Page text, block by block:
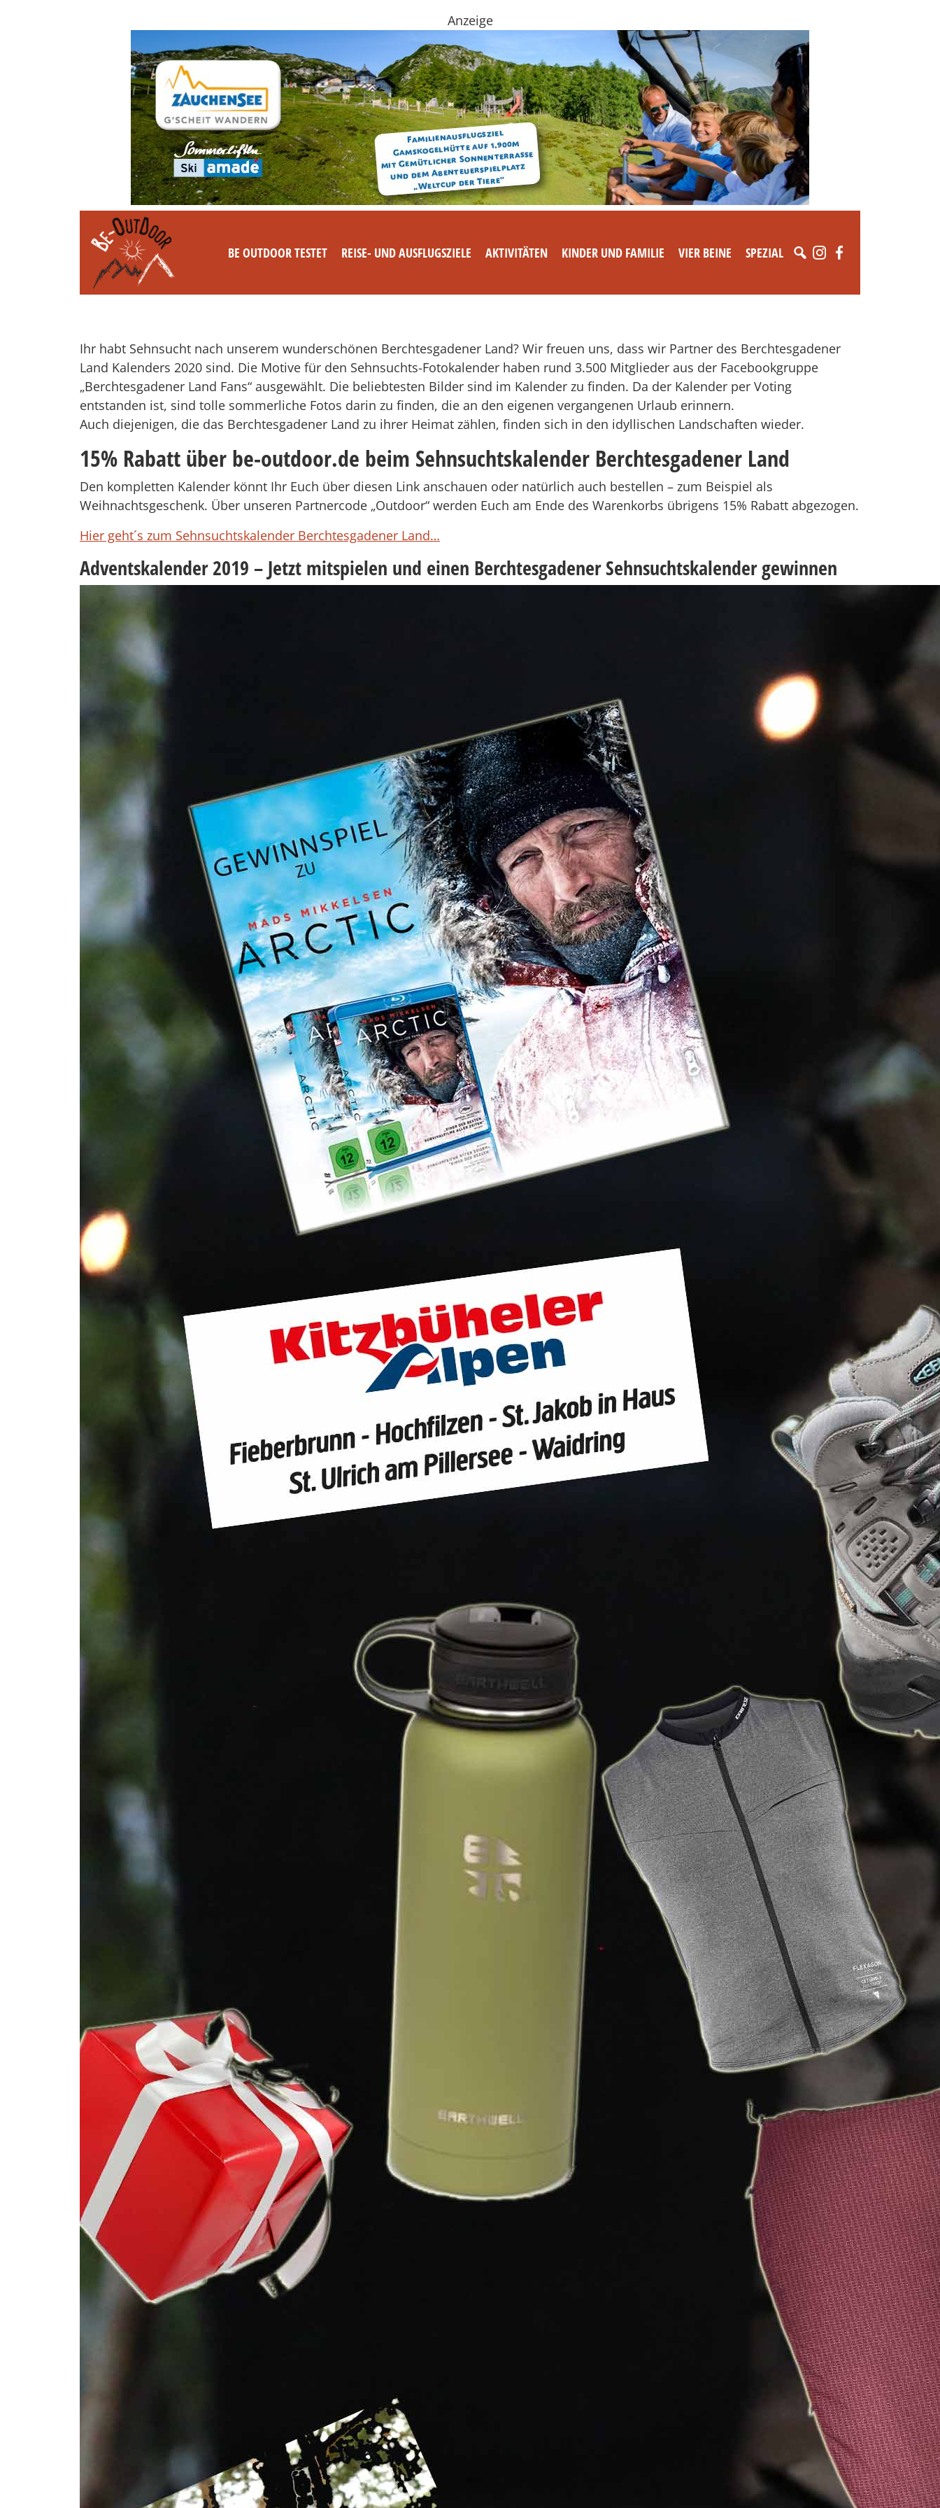
Anzeige
BE OUTDOOR TESTET REISE- UND AUSFLUGSZIELE AKTIVITÄTEN KINDER UND FAMILIE VIER BEINE SPEZIAL
Ihr habt Sehnsucht nach unserem wunderschönen Berchtesgadener Land? Wir freuen uns, dass wir Partner des Berchtesgadener
Land Kalenders 2020 sind. Die Motive für den Sehnsuchts-Fotokalender haben rund 3.500 Mitglieder aus der Facebookgruppe
„Berchtesgadener Land Fans“ ausgewählt. Die beliebtesten Bilder sind im Kalender zu finden. Da der Kalender per Voting
entstanden ist, sind tolle sommerliche Fotos darin zu finden, die an den eigenen vergangenen Urlaub erinnern.
Auch diejenigen, die das Berchtesgadener Land zu ihrer Heimat zählen, finden sich in den idyllischen Landschaften wieder.
15% Rabatt über be-outdoor.de beim Sehnsuchtskalender Berchtesgadener Land
Den kompletten Kalender könnt Ihr Euch über diesen Link anschauen oder natürlich auch bestellen – zum Beispiel als
Weihnachtsgeschenk. Über unseren Partnercode „Outdoor“ werden Euch am Ende des Warenkorbs übrigens 15% Rabatt abgezogen.
Hier geht´s zum Sehnsuchtskalender Berchtesgadener Land…
Adventskalender 2019 – Jetzt mitspielen und einen Berchtesgadener Sehnsuchtskalender gewinnen